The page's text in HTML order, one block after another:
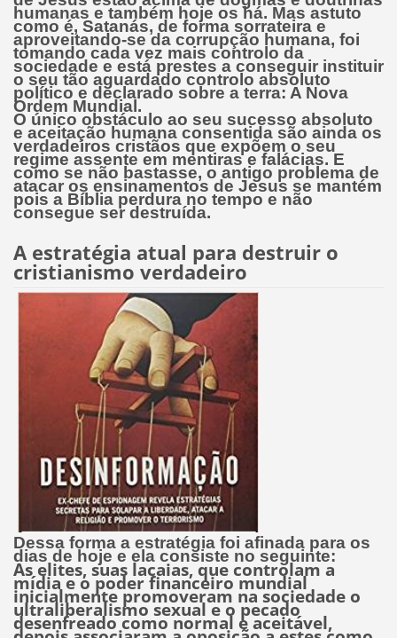
humanas e também hoje os há. Mas astuto
como é, Satanás, de forma sorrateira e
aproveitando-se da corrupção humana, foi
tomando cada vez mais controlo da
sociedade e está prestes a conseguir instituir
o seu tão aguardado controlo absoluto
político e declarado sobre a terra: A Nova
Ordem Mundial.
O único obstáculo ao seu sucesso absoluto
e aceitação humana consentida são ainda os
verdadeiros cristãos que expõem o seu
regime assente em mentiras e falácias. E
como se não bastasse, o antigo problema de
atacar os ensinamentos de Jesus se mantém
pois a Bíblia perdura no tempo e não
consegue ser destruída.
A estratégia atual para destruir o
cristianismo verdadeiro
Dessa forma a estratégia foi afinada para os
dias de hoje e ela consiste no seguinte:
As elites, suas lacaias, que controlam a
mídia e o poder financeiro mundial
inicialmente promoveram na sociedade o
ultraliberalismo sexual e o pecado
desenfreado como normal e aceitável,